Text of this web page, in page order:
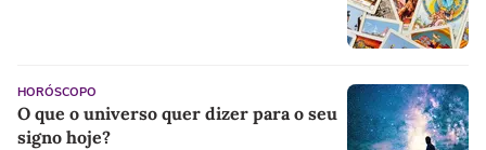
HORÓSCOPO
O que o universo quer dizer para o seu
signo hoje?